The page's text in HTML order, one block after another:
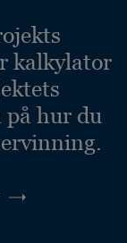
kalkylator
på hur du